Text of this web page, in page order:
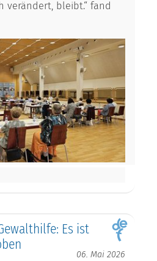
verändert, bleibt.“ fand
Es ist
06. Mai 2026